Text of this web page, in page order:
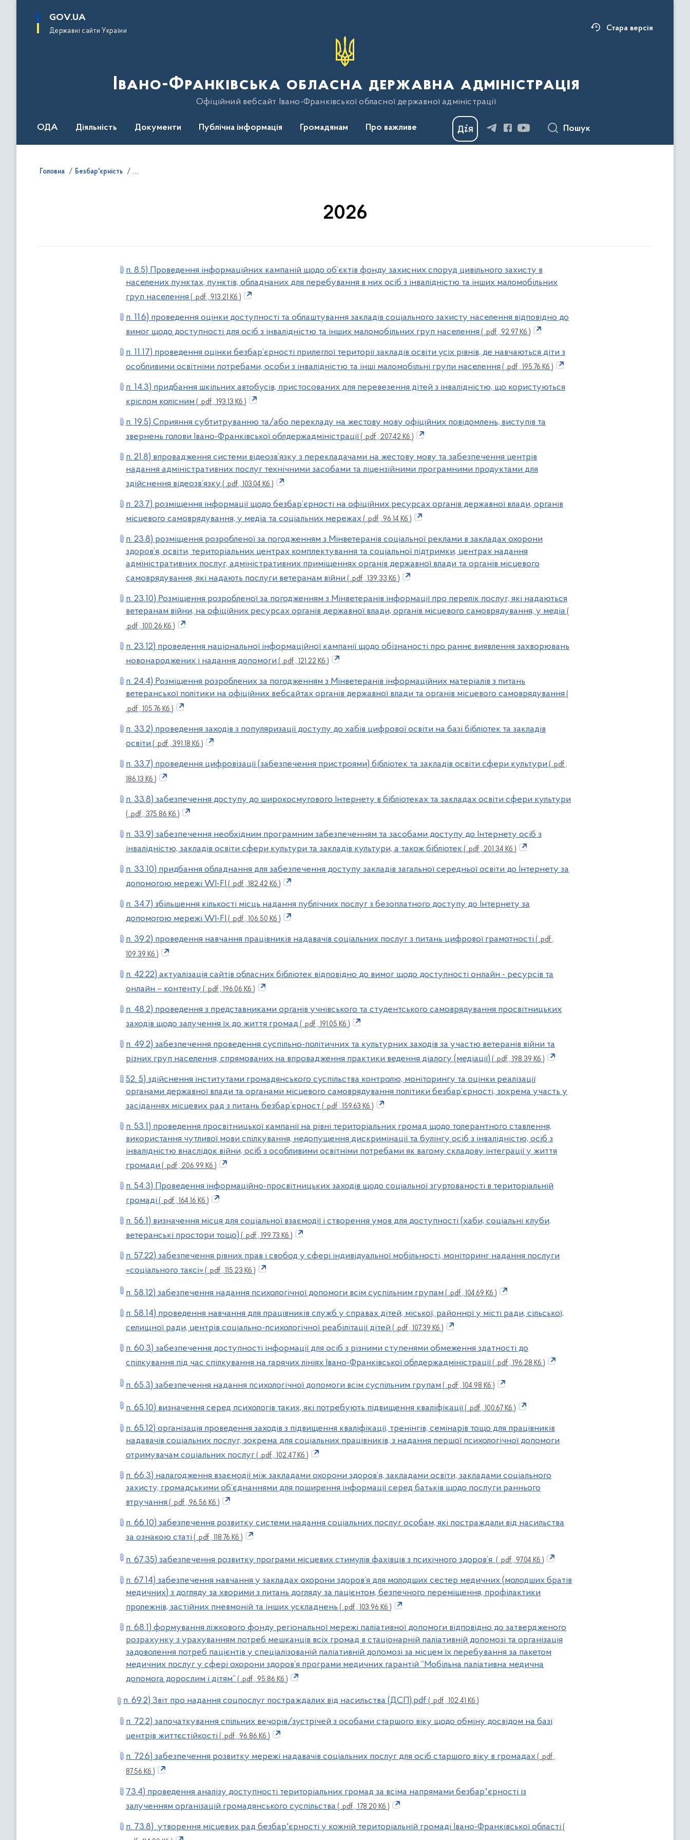
основного
GOV.UA
Державні сайти України Стара версія
Івано-Франківська обласна державна адміністрація
Офіційний вебсайт Івано-Франківської обласної державної адміністрації
ОДА Діяльність Документи Публічна інформація Громадянам Про важливе Пошук
Головна Безбар'єрність Виконання обласного плану заходів на 2025-2026 роки з реалізації в Івано-Франківській області Національної стратегії із створення безбар’єрного простору в Україні на
2026
п. 8.5) Проведення інформаційних кампаній щодо об’єктів фонду захисних споруд цивільного захисту в
населених пунктах, пунктів, обладнаних для перебування в них осіб з інвалідністю та інших маломобільних
груп населення ( .pdf , 913.21 Кб )
п. 11.6) проведення оцінки доступності та облаштування закладів соціального захисту населення відповідно до
вимог щодо доступності для осіб з інвалідністю та інших маломобільних груп населення ( .pdf , 92.97 Кб )
п. 11.17) проведення оцінки безбар’єрності прилеглої території закладів освіти усіх рівнів, де навчаються діти з
особливими освітніми потребами, особи з інвалідністю та інші маломобільні групи населення ( .pdf , 195.76 Кб )
п. 14.3) придбання шкільних автобусів, пристосованих для перевезення дітей з інвалідністю, що користуються
кріслом колісним ( .pdf , 193.13 Кб )
п. 19.5) Сприяння субтитруванню та/або перекладу на жестову мову офіційних повідомлень, виступів та
звернень голови Івано-Франківської облдержадміністрації ( .pdf , 207.42 Кб )
п. 21.8) впровадження системи відеозв’язку з перекладачами на жестову мову та забезпечення центрів
надання адміністративних послуг технічними засобами та ліцензійними програмними продуктами для
здійснення відеозв’язку ( .pdf , 103.04 Кб )
п. 23.7) розміщення інформації щодо безбар’єрності на офіційних ресурсах органів державної влади, органів
місцевого самоврядування, у медіа та соціальних мережах ( .pdf , 96.14 Кб )
п. 23.8) розміщення розробленої за погодженням з Мінветеранів соціальної реклами в закладах охорони
здоров’я, освіти, територіальних центрах комплектування та соціальної підтримки, центрах надання
адміністративних послуг, адміністративних приміщеннях органів державної влади та органів місцевого
самоврядування, які надають послуги ветеранам війни ( .pdf , 139.33 Кб )
п. 23.10) Розміщення розробленої за погодженням з Мінветеранів інформації про перелік послуг, які надаються
ветеранам війни, на офіційних ресурсах органів державної влади, органів місцевого самоврядування, у медіа (
.pdf , 100.26 Кб )
п. 23.12) проведення національної інформаційної кампанії щодо обізнаності про раннє виявлення захворювань
новонароджених і надання допомоги ( .pdf , 121.22 Кб )
п. 24.4) Розміщення розроблених за погодженням з Мінветеранів інформаційних матеріалів з питань
ветеранської політики на офіційних вебсайтах органів державної влади та органів місцевого самоврядування (
.pdf , 105.76 Кб )
п. 33.2) проведення заходів з популяризації доступу до хабів цифрової освіти на базі бібліотек та закладів
освіти ( .pdf , 391.18 Кб )
п. 33.7) проведення цифровізації (забезпечення пристроями) бібліотек та закладів освіти сфери культури ( .pdf ,
186.13 Кб )
п. 33.8) забезпечення доступу до широкосмугового Інтернету в бібліотеках та закладах освіти сфери культури
( .pdf , 375.86 Кб )
п. 33.9) забезпечення необхідним програмним забезпеченням та засобами доступу до Інтернету осіб з
інвалідністю, закладів освіти сфери культури та закладів культури, а також бібліотек ( .pdf , 201.34 Кб )
п. 33.10) придбання обладнання для забезпечення доступу закладів загальної середньої освіти до Інтернету за
допомогою мережі WI-FI ( .pdf , 182.42 Кб )
п. 34.7) збільшення кількості місць надання публічних послуг з безоплатного доступу до Інтернету за
допомогою мережі WI-FI ( .pdf , 106.50 Кб )
п. 39.2) проведення навчання працівників надавачів соціальних послуг з питань цифрової грамотності ( .pdf ,
109.39 Кб )
п. 42.22) актуалізація сайтів обласних бібліотек відповідно до вимог щодо доступності онлайн - ресурсів та
онлайн – контенту ( .pdf , 196.06 Кб )
п. 48.2) проведення з представниками органів учнівського та студентського самоврядування просвітницьких
заходів щодо залучення їх до життя громад ( .pdf , 191.05 Кб )
п. 49.2) забезпечення проведення суспільно-політичних та культурних заходів за участю ветеранів війни та
різних груп населення, спрямованих на впровадження практики ведення діалогу (медіації) ( .pdf , 198.39 Кб )
52. 5) здійснення інститутами громадянського суспільства контролю, моніторингу та оцінки реалізації
органами державної влади та органами місцевого самоврядування політики безбар’єрності, зокрема участь у
засіданнях місцевих рад з питань безбар’єрност ( .pdf , 159.63 Кб )
п. 53.1) проведення просвітницької кампанії на рівні територіальних громад щодо толерантного ставлення,
використання чутливої мови спілкування, недопущення дискримінації та булінгу осіб з інвалідністю, осіб з
інвалідністю внаслідок війни, осіб з особливими освітніми потребами як вагому складову інтеграції у життя
громади ( .pdf , 206.99 Кб )
п. 54.3) Проведення інформаційно-просвітницьких заходів щодо соціальної згуртованості в територіальній
громаді ( .pdf , 164.16 Кб )
п. 56.1) визначення місця для соціальної взаємодії і створення умов для доступності (хаби, соціальні клуби,
ветеранські простори тощо) ( .pdf , 199.73 Кб )
п. 57.22) забезпечення рівних прав і свобод у сфері індивідуальної мобільності, моніторинг надання послуги
«соціального таксі» ( .pdf , 115.23 Кб )
п. 58.12) забезпечення надання психологічної допомоги всім суспільним групам ( .pdf , 104.69 Кб )
п. 58.14) проведення навчання для працівників служб у справах дітей, міської, районної у місті ради, сільської,
селищної ради, центрів соціально-психологічної реабілітації дітей ( .pdf , 107.39 Кб )
п. 60.3) забезпечення доступності інформації для осіб з різними ступенями обмеження здатності до
спілкування під час спілкування на гарячих лініях Івано-Франківської облдержадміністрації ( .pdf , 196.28 Кб )
п. 65.3) забезпечення надання психологічної допомоги всім суспільним групам ( .pdf , 104.98 Кб )
п. 65.10) визначення серед психологів таких, які потребують підвищення кваліфікації ( .pdf , 100.67 Кб )
п. 65.12) організація проведення заходів з підвищення кваліфікації, тренінгів, семінарів тощо для працівників
надавачів соціальних послуг, зокрема для соціальних працівників, з надання першої психологічної допомоги
отримувачам соціальних послуг ( .pdf , 102.47 Кб )
п. 66.3) налагодження взаємодії між закладами охорони здоров’я, закладами освіти, закладами соціального
захисту, громадськими об’єднаннями для поширення інформації серед батьків щодо послуги раннього
втручання ( .pdf , 96.56 Кб )
п. 66.10) забезпечення розвитку системи надання соціальних послуг особам, які постраждали від насильства
за ознакою статі ( .pdf , 118.76 Кб )
п. 67.35) забезпечення розвитку програми місцевих стимулів фахівців з психічного здоров’я ( .pdf , 97.04 Кб )
п. 67.14) забезпечення навчання у закладах охорони здоров’я для молодших сестер медичних (молодших братів
медичних) з догляду за хворими з питань догляду за пацієнтом, безпечного переміщення, профілактики
пролежнів, застійних пневмоній та інших ускладнень ( .pdf , 103.96 Кб )
п. 68.1) формування ліжкового фонду регіональної мережі паліативної допомоги відповідно до затвердженого
розрахунку з урахуванням потреб мешканців всіх громад в стаціонарній паліативній допомозі та організація
задоволення потреб пацієнтів у спеціалізованій паліативній допомозі за місцем їх перебування за пакетом
медичних послуг у сфері охорони здоров’я програми медичних гарантій “Мобільна паліативна медична
допомога дорослим і дітям” ( .pdf , 95.86 Кб )
п. 69.2) Звіт про надання соцпослуг постраждалих від насильства (ДСП).pdf ( .pdf , 102.41 Кб )
п. 72.2) започаткування спільних вечорів/зустрічей з особами старшого віку щодо обміну досвідом на базі
центрів життєстійкості ( .pdf , 96.86 Кб )
п. 72.6) забезпечення розвитку мережі надавачів соціальних послуг для осіб старшого віку в громадах ( .pdf ,
87.56 Кб )
73.4) проведення аналізу доступності територіальних громад за всіма напрямами безбарʼєрності із
залученням організацій громадянського суспільства ( .pdf , 178.20 Кб )
п. 73.8) утворення місцевих рад безбар'єрності у кожній територіальній громаді Івано-Франківської області (